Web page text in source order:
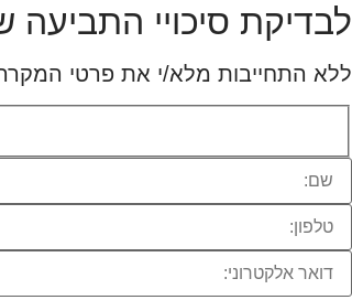
לבדיקת סיכויי התביעה
ללא התחייבות מלא/י את פרטי המקרה